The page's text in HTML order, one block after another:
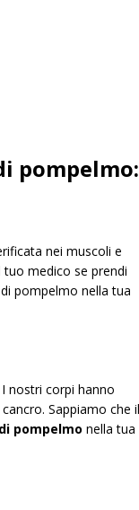
pompelmo:
nei muscoli e
medico se prendi
pompelmo nella tua
nostri corpi hanno
Sappiamo che il
pompelmo nella tua